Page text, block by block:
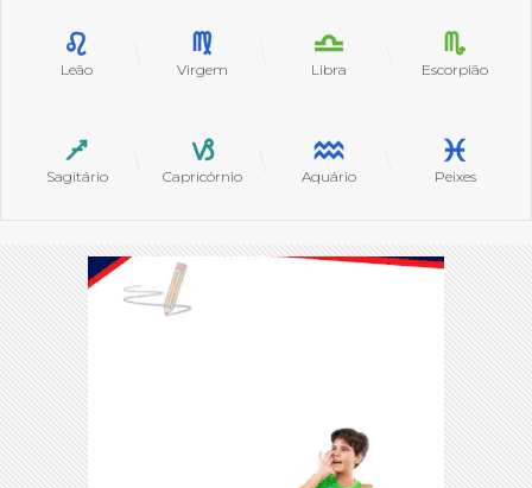
Leão Virgem Libra Escorpião
Sagitário Capricórnio Aquário Peixes